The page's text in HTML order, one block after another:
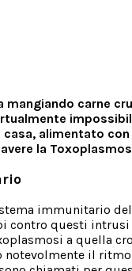
carne
casa, alimentato
la
immunitario
contro questi intrusi
a quella
notevolmente il